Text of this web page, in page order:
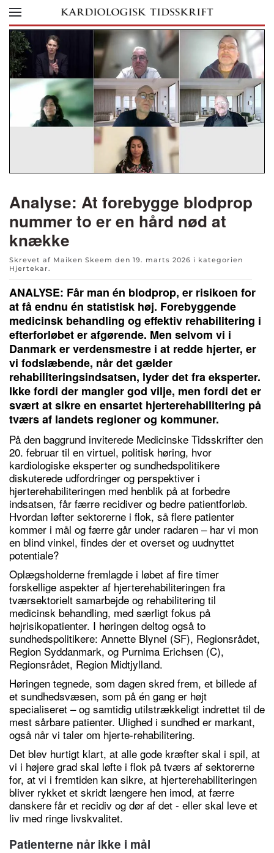
Skip to main content
Analyse: At forebygge blodprop
nummer to er en hård nød at
knække
Skrevet af Maiken Skeem den 19. marts 2026 i kategorien
Hjertekar.
ANALYSE: Får man én blodprop, er risikoen for
at få endnu én statistisk høj. Forebyggende
medicinsk behandling og effektiv rehabilitering i
efterforløbet er afgørende. Men selvom vi i
Danmark er verdensmestre i at redde hjerter, er
vi fodslæbende, når det gælder
rehabiliteringsindsatsen, lyder det fra eksperter.
Ikke fordi der mangler god vilje, men fordi det er
svært at sikre en ensartet hjerterehabilitering på
tværs af landets regioner og kommuner.
På den baggrund inviterede Medicinske Tidsskrifter den
20. februar til en virtuel, politisk høring, hvor
kardiologiske eksperter og sundhedspolitikere
diskuterede udfordringer og perspektiver i
hjerterehabiliteringen med henblik på at forbedre
indsatsen, får færre recidiver og bedre patientforløb.
Hvordan løfter sektorerne i flok, så flere patienter
kommer i mål og færre går under radaren – har vi mon
en blind vinkel, findes der et overset og uudnyttet
potentiale?
Oplægsholderne fremlagde i løbet af fire timer
forskellige aspekter af hjerterehabiliteringen fra
tværsektorielt samarbejde og rehabilitering til
medicinsk behandling, med særligt fokus på
højrisikopatienter. I høringen deltog også to
sundhedspolitikere: Annette Blynel (SF), Regionsrådet,
Region Syddanmark, og Purnima Erichsen (C),
Regionsrådet, Region Midtjylland.
Høringen tegnede, som dagen skred frem, et billede af
et sundhedsvæsen, som på én gang er højt
specialiseret – og samtidig utilstrækkeligt indrettet til de
mest sårbare patienter. Ulighed i sundhed er markant,
også når vi taler om hjerte-rehabilitering.
Det blev hurtigt klart, at alle gode kræfter skal i spil, at
vi i højere grad skal løfte i flok på tværs af sektorerne
for, at vi i fremtiden kan sikre, at hjerterehabiliteringen
bliver rykket et skridt længere hen imod, at færre
danskere får et recidiv og dør af det - eller skal leve et
liv med ringe livskvalitet.
Patienterne når ikke i mål